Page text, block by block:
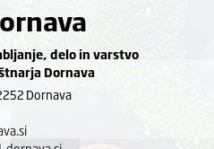
delo in varstvo
Dornava
Dornava